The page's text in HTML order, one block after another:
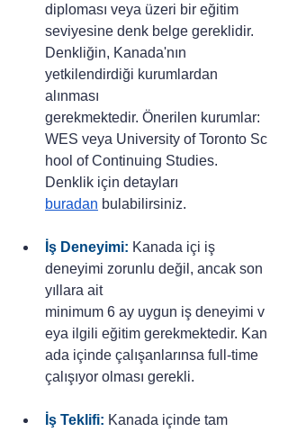
diploması veya üzeri bir eğitim
seviyesine denk belge gereklidir.
Denkliğin, Kanada'nın
yetkilendirdiği kurumlardan
alınması
gerekmektedir. Önerilen kurumlar:
WES veya University of Toronto Sc
hool of Continuing Studies.
Denklik için detayları
buradan bulabilirsiniz.
İş Deneyimi: Kanada içi iş
deneyimi zorunlu değil, ancak son
yıllara ait
minimum 6 ay uygun iş deneyimi v
eya ilgili eğitim gerekmektedir. Kan
ada içinde çalışanlarınsa full-time
çalışıyor olması gerekli.
İş Teklifi: Kanada içinde tam